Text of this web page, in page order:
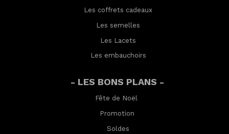
Les coffrets cadeaux
Les semelles
Les Lacets
Les embauchoirs
- LES BONS PLANS -
Fête de Noël
Promotion
Soldes